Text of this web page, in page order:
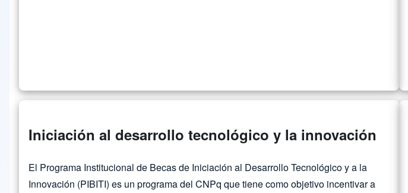
Iniciación al desarrollo tecnológico y la innovación
El Programa Institucional de Becas de Iniciación al Desarrollo Tecnológico y a la
Innovación (PIBITI) es un programa del CNPq que tiene como objetivo incentivar a